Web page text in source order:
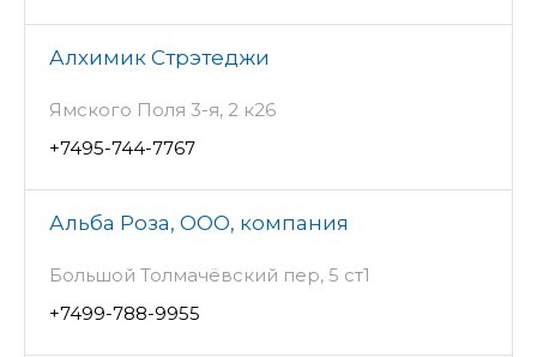
Алхимик Стрэтеджи
Ямского Поля 3-я, 2 к26
+7495-744-7767
Альба Роза, ООО, компания
Большой Толмачёвский пер, 5 ст1
+7499-788-9955